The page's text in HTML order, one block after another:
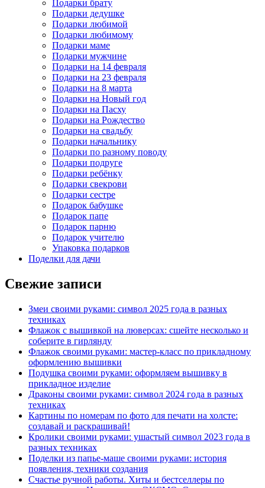
Подарки брату
Подарки дедушке
Подарки любимой
Подарки любимому
Подарки маме
Подарки мужчине
Подарки на 14 февраля
Подарки на 23 февраля
Подарки на 8 марта
Подарки на Новый год
Подарки на Пасху
Подарки на Рождество
Подарки на свадьбу
Подарки начальнику
Подарки по разному поводу
Подарки подруге
Подарки ребёнку
Подарки свекрови
Подарки сестре
Подарок бабушке
Подарок папе
Подарок парню
Подарок учителю
Упаковка подарков
Поделки для дачи
Свежие записи
Змеи своими руками: символ 2025 года в разных
техниках
Флажок с вышивкой на люверсах: сшейте несколько и
соберите в гирлянду
Флажок своими руками: мастер-класс по прикладному
оформлению вышивки
Подушка своими руками: оформляем вышивку в
прикладное изделие
Драконы своими руками: символ 2024 года в разных
техниках
Картины по номерам по фото для печати на холсте:
создавай и раскрашивай!
Кролики своими руками: ушастый символ 2023 года в
разных техниках
Поделки из папье-маше своими руками: история
появления, техники создания
Счастье ручной работы. Хиты и бестселлеры по